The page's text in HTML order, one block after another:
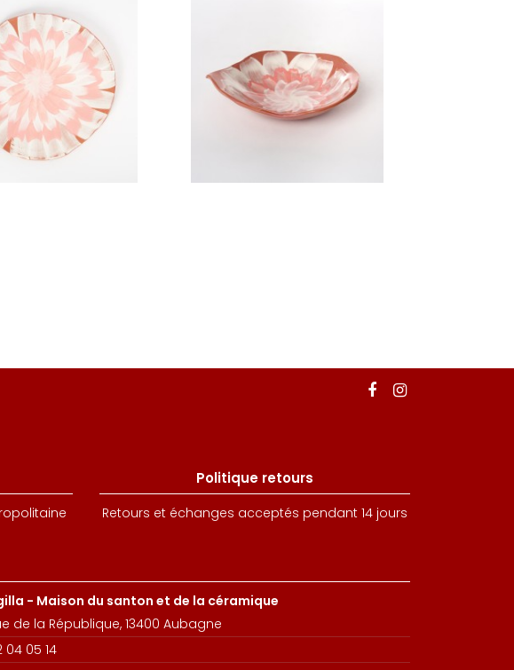
Politique retours
Retours et échanges acceptés pendant 14 jours
- Maison du santon et de la céramique
de la République, 13400 Aubagne
04 05 14